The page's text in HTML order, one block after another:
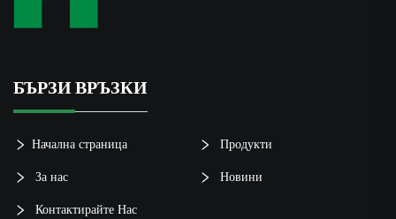
БЪРЗИ ВРЪЗКИ
Начална страница Продукти
За нас Новини
Контактирайте Нас